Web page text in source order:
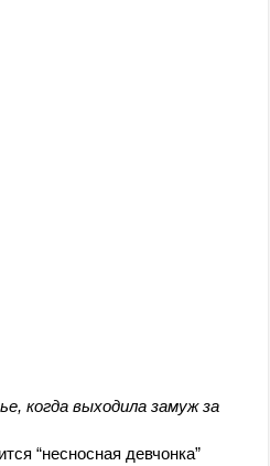
когда выходила замуж за
“несносная девчонка”